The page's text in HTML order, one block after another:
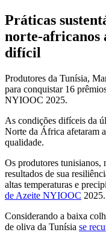
Práticas
norte-africanos
difícil
Produtores da Tunísia,
para conquistar 16
NYIOOC 2025.
As condições difíceis da
Norte da África afetaram
qualidade.
Os pro­du­to­res tu­ni­sianos,
re­sultados de sua
altas tem­pe­ra­tu­ras e
de Azeite NYIOOC 2025.
Considerando a baixa
de oliva da Tunísia se